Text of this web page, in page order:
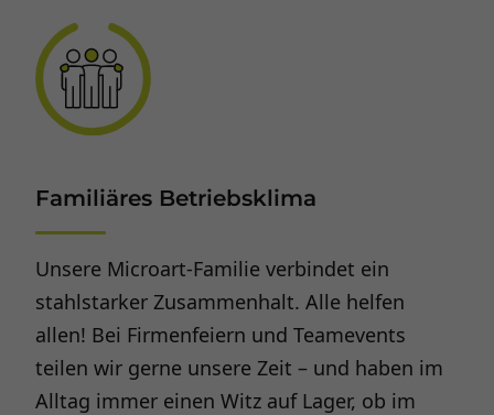
Familiäres Betriebsklima
Unsere Microart-Familie verbindet ein
stahlstarker Zusammenhalt. Alle helfen
allen! Bei Firmenfeiern und Teamevents
teilen wir gerne unsere Zeit – und haben im
Alltag immer einen Witz auf Lager, ob im